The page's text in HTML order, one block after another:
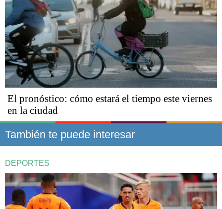
El pronóstico: cómo estará el tiempo este viernes
en la ciudad
También te puede interesar
DEPORTES